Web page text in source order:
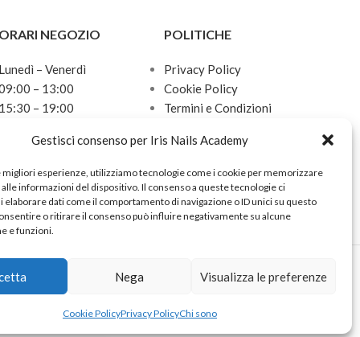
Gestisci consenso per Iris Nails Academy
esperienze, utilizziamo tecnologie come i cookie per memorizzare
informazioni del dispositivo. Il consenso a queste tecnologie ci
elaborare dati come il comportamento di navigazione o ID unici su questo
o ritirare il consenso può influire negativamente su alcune
e funzioni.
Nega Visualizza le preferenze
Cookie PolicyPrivacy PolicyChi sono
ORARI NEGOZIO
Lunedì – Venerdì
– 13:00
15:30 – 19:00
10:00 – 13:00
Domenica
POLITICHE
Privacy Policy
Cookie Policy
Termini e Condizioni